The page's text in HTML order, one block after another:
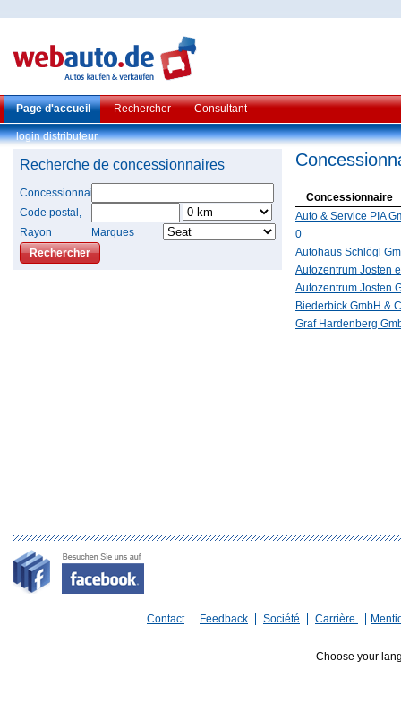
Page d'accueil Rechercher Consultant
login distributeur
Recherche de concessionnaires
Concessionnaire
Code postal,
Rayon
Marques
Concessionnaire
Auto & Service PIA
0
Autohaus Schlögl
Autozentrum Josten
Autozentrum Josten
Biederbick GmbH &
Graf Hardenberg
Contact Feedback Société Carrière
Choose your